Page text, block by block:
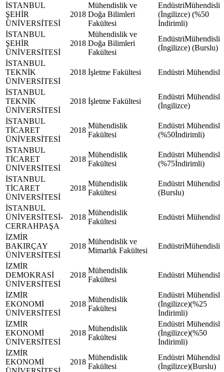
İSTANBUL
ŞEHİR
ÜNİVERSİTESİ
2018
Mühendislik ve
Doğa Bilimleri
Fakültesi
(İngilizce) (%50
İndirimli)
İSTANBUL
ŞEHİR
ÜNİVERSİTESİ
2018
Mühendislik ve
Doğa Bilimleri
Fakültesi
(İngilizce) (Burslu)
İSTANBUL
TEKNİK
ÜNİVERSİTESİ
2018 İşletme Fakültesi Endüstri
İSTANBUL
TEKNİK
ÜNİVERSİTESİ
2018 İşletme Fakültesi
Endüstri
(İngilizce)
İSTANBUL
TİCARET
ÜNİVERSİTESİ
2018
Mühendislik
Fakültesi
Endüstri
(%50İndirimli)
İSTANBUL
TİCARET
ÜNİVERSİTESİ
2018
Mühendislik
Fakültesi
Endüstri
(%75İndirimli)
İSTANBUL
TİCARET
ÜNİVERSİTESİ
2018
Mühendislik
Fakültesi
Endüstri
(Burslu)
İSTANBUL
ÜNİVERSİTESİ-
CERRAHPAŞA
2018
Mühendislik
Fakültesi
Endüstri
İZMİR
BAKIRÇAY
ÜNİVERSİTESİ
2018
Mühendislik ve
Mimarlık Fakültesi
İZMİR
DEMOKRASİ
ÜNİVERSİTESİ
2018
Mühendislik
Fakültesi
Endüstri
İZMİR
EKONOMİ
ÜNİVERSİTESİ
2018
Mühendislik
Fakültesi
Endüstri
(İngilizce)(%25
İndirimli)
İZMİR
EKONOMİ
ÜNİVERSİTESİ
2018
Mühendislik
Fakültesi
Endüstri
(İngilizce)(%50
İndirimli)
İZMİR
EKONOMİ
2018
Mühendislik
Fakültesi
Endüstri
(İngilizce)(Burslu)